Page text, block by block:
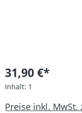
31,90 €*
Inhalt: 1
Preise inkl. MwSt.